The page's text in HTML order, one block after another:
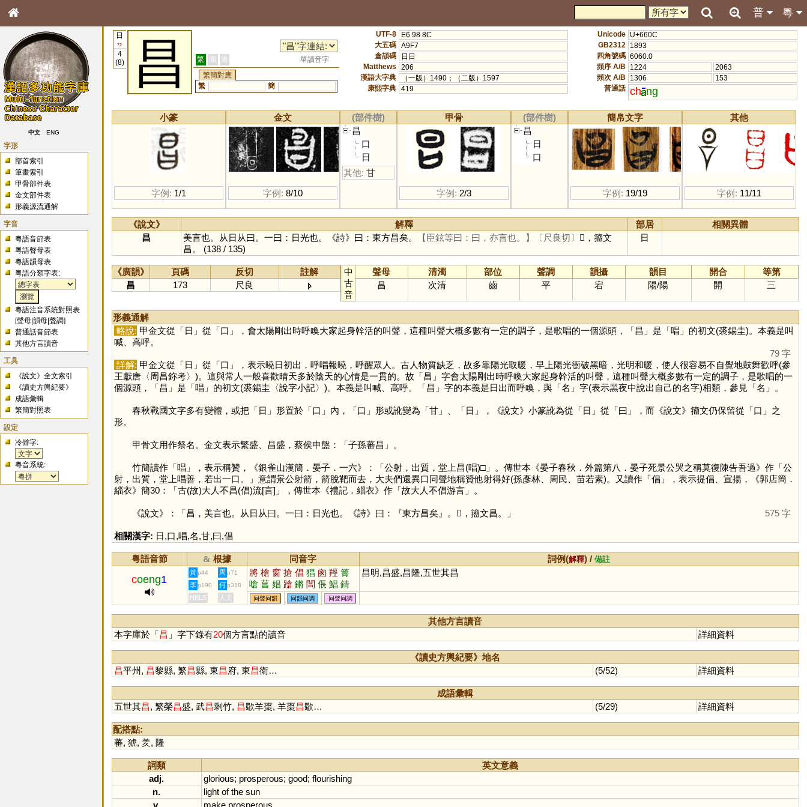
粵
普
中文 ENG
字形
部首索引
筆畫索引
甲骨部件表
金文部件表
形義源流通解
字音
粵語音節表
粵語聲母表
粵語韻母表
粵語分類字表:
粵語注音系統對照表
[聲母 |韻母 |聲調]
普通話音節表
其他方言讀音
工具
《說文》全文索引
《讀史方輿紀要》
成語彙輯
繁簡對照表
設定
冷僻字:
粵音系統:
日
72
4
(8)
昌 繁 簡 港
單讀音字
繁簡對應
繁
簡
UTF-8
E6 98 8C
大五碼 A9F7
倉頡碼
日日
Matthews
206
漢語大字典
（一版）1490；（二版）1597
康熙字典 419
Unicode U+660C
GB2312
1893
四角號碼 6060.0
頻序 A/B
1224
2063
頻次 A/B
1306
153
普通話 ch ng
小篆
字例: 1/1
金文
字例: 8/10
(部件樹)
昌
口
日
其他: 甘
甲骨
字例: 2/3
(部件樹)
昌
日
口
簡帛文字
字例: 19/19
其他
字例: 11/11
《說文》 解釋 部居
相關異體
昌
美言也。从日从曰。一曰：日光也。《詩》曰：東方昌矣。 【臣鉉等曰：曰，亦言也。】 〔尺良切〕
𣅊，籀文
昌。 (138 / 135)
日
《廣韻》 頁碼 反切
註解
昌
173 尺良
中
古
音
聲母 清濁 部位 聲調 韻攝 韻目 開合
等第
昌
次清 齒 平 宕 陽/陽 開 三
形義通解
略說: 甲金文從「日 」從「口 」，會太陽剛出時呼喚大家起身幹活的叫聲，這種叫聲大概多數有一定的調子，是歌唱的一個源頭，「昌 」是「唱 」的初文(裘錫圭)。本義是叫
喊、高呼。
79 字
詳解: 甲金文從「日 」從「口 」，表示曉日初出，呼唱報曉，呼醒眾人。古人物質缺乏，故多靠陽光取暖，早上陽光衝破黑暗，光明和暖，使人很容易不自覺地鼓舞歡呼(參
王獻唐〈周昌鉨考〉)。這與常人一般喜歡晴天多於陰天的心情是一貫的。故「昌 」字會太陽剛出時呼喚大家起身幹活的叫聲，這種叫聲大概多數有一定的調子，是歌唱的一
個源頭，「昌 」是「唱 」的初文(裘錫圭〈說字小記〉)。本義是叫喊、高呼。「昌 」字的本義是日出而呼喚，與「名 」字(表示黑夜中說出自己的名字)相類，參見「名 」。
春秋戰國文字多有變體，或把「日 」形置於「口 」內，「口 」形或訛變為「甘」、「日 」，《說文》小篆訛為從「日 」從「曰 」，而《說文》籀文仍保留從「口 」之
形。
甲骨文用作祭名。金文表示繁盛、昌盛，蔡侯申盤：「子孫蕃昌」。
竹簡讀作「唱 」，表示稱贊，《銀雀山漢簡．晏子．一六》：「公射，出質，堂上昌(唱)□」。傳世本《晏子春秋．外篇第八．晏子死景公哭之稱莫復陳告吾過》作「公
射，出質，堂上唱善，若出一口。」意謂景公射箭，箭脫靶而去，大夫們還異口同聲地稱贊他射得好(孫彥林、周民、苗若素)。又讀作「倡 」，表示提倡、宣揚，《郭店簡．
緇衣》簡30：「古(故)大人不昌(倡)流[言]」，傳世本《禮記．緇衣》作「故大人不倡游言」。
《說文》：「昌，美言也。从日从曰。一曰：日光也。《詩》曰：『東方昌矣』。𣅊，籒文昌。」 575 字
相關漢字: 日,口,唱,名,甘,曰,倡
粵語音節 & 根據 同音字 詞例(解釋) /備註
coeng1
黃 p44 周 p71 將 槍 窗 搶 倡 猖 囪 羥 箐
嗆 菖 娼 蹌 鏘 閶 倀 鯧 錆
蹡 瑲 裮 琩 嶈 淐 闛 摐 鶬
戧 鼚 謒 錩 牄 斨 鎗
昌明,昌盛,昌隆,五世其昌
李 p190 何 p318
HKLS 人文 同聲同韻 同韻同調 同聲同調
其他方言讀音
本字庫於「昌 」字下錄有20個方言點的讀音 詳細資料
《讀史方輿紀要》地名
昌平州, 昌黎縣, 繁昌縣, 東昌府, 東昌衛… (5/52) 詳細資料
成語彙輯
五世其昌, 繁榮昌盛, 武昌剩竹, 昌歜羊棗, 羊棗昌歜… (5/29) 詳細資料
配搭點:
蕃, 猇, 羑, 隆
詞類
英文意義
adj.
glorious; prosperous; good; flourishing
n.
light of the sun